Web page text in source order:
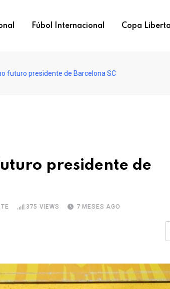
Fúbol Internacional Copa
futuro presidente de Barcelona SC
presidente de
375 VIEWS 7 MESES AGO